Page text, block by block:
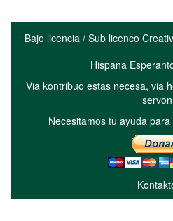
Bajo licencia / Sub licenco
Hispana
Via kontribuo estas necesa, via
servon
Necesitamos tu ayuda